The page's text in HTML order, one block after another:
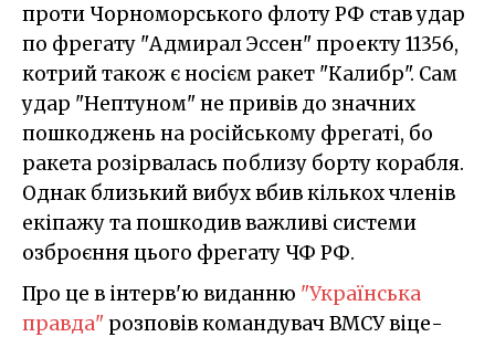
проти Чорноморського флоту РФ став удар
по фрегату "Адмирал Эссен" проекту 11356,
котрий також є носієм ракет "Калибр". Сам
удар "Нептуном" не привів до значних
пошкоджень на російському фрегаті, бо
ракета розірвалась поблизу борту корабля.
Однак близький вибух вбив кількох членів
екіпажу та пошкодив важливі системи
озброєння цього фрегату ЧФ РФ.
Про це в інтерв'ю виданню "Українська
правда" розповів командувач ВМСУ віце-